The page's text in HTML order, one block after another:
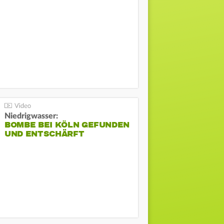
Niedrigwasser:
BOMBE BEI KÖLN GEFUNDEN
UND ENTSCHÄRFT